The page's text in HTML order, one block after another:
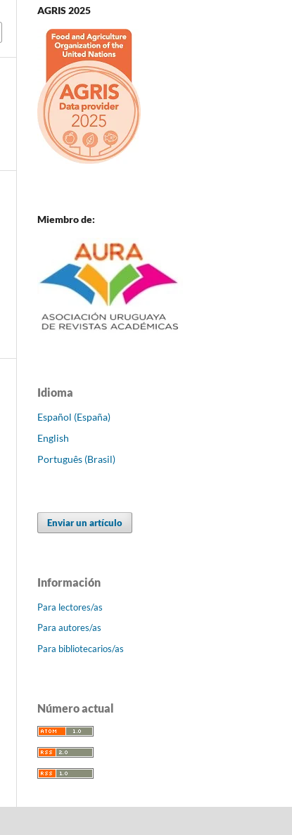
AGRIS 2025
Miembro de:
Idioma
Español (España)
English
Português (Brasil)
Enviar un artículo
Información
Para lectores/as
Para autores/as
Para bibliotecarios/as
Número actual